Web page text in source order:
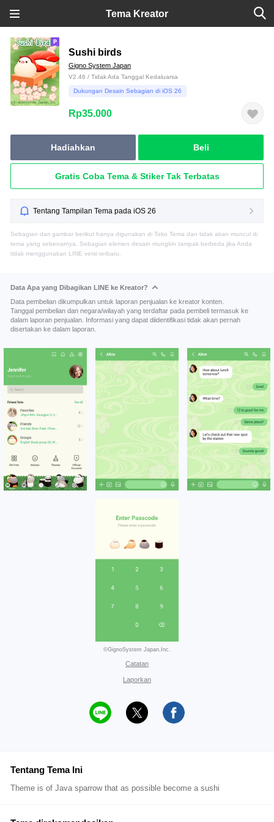
Tema Kreator
Sushi birds
Gigno System Japan
V2.46 / Tidak Ada Tanggal Kedaluarsa
Dukungan Desain Sebagian di iOS 26
Rp35.000
Hadiahkan Beli
Gratis Coba Tema & Stiker Tak Terbatas
Tentang Tampilan Tema pada iOS 26
Sebagian dari gambar berikut hanya digunakan di Toko Tema dan tidak akan muncul di
tema yang sebenarnya. Sebagian elemen desain mungkin tampak berbeda jika Anda
tidak menggunakan LINE versi terbaru.
Data Apa yang Dibagikan LINE ke Kreator?
Data pembelian dikumpulkan untuk laporan penjualan ke kreator konten.
Tanggal pembelian dan negara/wilayah yang terdaftar pada pembeli termasuk ke
dalam laporan penjualan. Informasi yang dapat diidentifikasi tidak akan pernah
disertakan ke dalam laporan.
©GignoSystem Japan,Inc.
Catatan
Laporkan
Tentang Tema Ini
Theme is of Java sparrow that as possible become a sushi